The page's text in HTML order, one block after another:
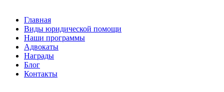
Главная
Виды юридической помощи
Наши программы
Адвокаты
Награды
Блог
Контакты